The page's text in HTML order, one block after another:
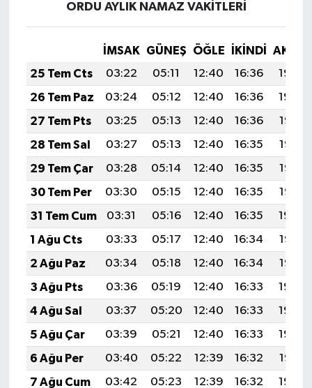
ORDU AYLIK NAMAZ VAKITLERI
İMSAK GÜNEŞ ÖĞLE İKINDI
25 Tem Cts
03:22 05:11 12:40 16:36
19:59
26 Tem Paz
03:24 05:12 12:40 16:36
19:59
27 Tem Pts
03:25 05:13 12:40 16:36
19:58
28 Tem Sal
03:27 05:13 12:40 16:35
19:57
29 Tem Çar
03:28 05:14 12:40 16:35
19:56
30 Tem Per
03:30 05:15 12:40 16:35
19:55
31 Tem Cum
03:31 05:16 12:40 16:35
19:54
1 Ağu Cts
03:33 05:17 12:40 16:34
19:53
2 Ağu Paz
03:34 05:18 12:40 16:34
19:52
3 Ağu Pts
03:36 05:19 12:40 16:33
19:50
4 Ağu Sal
03:37 05:20 12:40 16:33
19:49
5 Ağu Çar
03:39 05:21 12:40 16:33
19:48
6 Ağu Per
03:40 05:22 12:39 16:32
19:47
7 Ağu Cum
03:42 05:23 12:39 16:32 19:46